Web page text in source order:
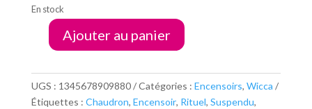
En stock
quantité
Porte
encens
en
Ajouter au panier
UGS : 1345678909880 Catégories : Encensoirs, Wicca
Étiquettes : Chaudron, Encensoir, Rituel, Suspendu,